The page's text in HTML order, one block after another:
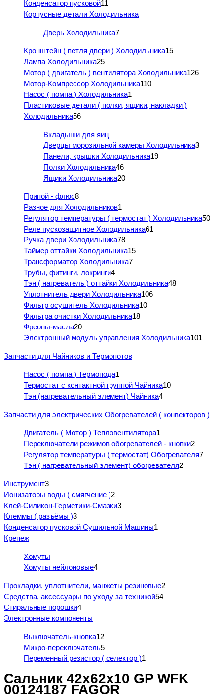
Конденсатор пусковой11
Корпусные детали Холодильника
Дверь Холодильника7
Кронштейн ( петля двери ) Холодильника15
Лампа Холодильника25
Мотор ( двигатель ) вентилятора Холодильника126
Мотор-Компрессор Холодильника110
Насос ( помпа ) Холодильника1
Пластиковые детали ( полки, ящики, накладки )
Холодильника56
Вкладыши для яиц
Дверцы морозильной камеры Холодильника3
Панели, крышки Холодильника19
Полки Холодильника46
Ящики Холодильника20
Припой - флюс8
Разное для Холодильников1
Регулятор температуры ( термостат ) Холодильника50
Реле пускозащитное Холодильника61
Ручка двери Холодильника78
Таймер оттайки Холодильника15
Трансформатор Холодильника7
Трубы, фитинги, локринги4
Тэн ( нагреватель ) оттайки Холодильника48
Уплотнитель двери Холодильника106
Фильтр осушитель Холодильника10
Фильтра очистки Холодильника18
Фреоны-масла20
Электронный модуль управления Холодильника101
Запчасти для Чайников и Термопотов
Насос ( помпа ) Термопода1
Термостат с контактной группой Чайника10
Тэн (нагревательный элемент) Чайника4
Запчасти для электрических Обогревателей ( конвекторов )
Двигатель ( Мотор ) Тепловентилятора1
Переключатели режимов обогревателей - кнопки2
Регулятор температуры ( термостат) Обогревателя7
Тэн ( нагревательный элемент) обогревателя2
Инструмент3
Ионизаторы воды ( смягчение )2
Клей-Силикон-Герметики-Смазки3
Клеммы ( разъёмы )3
Конденсатор пусковой Сушильной Машины1
Крепеж
Хомуты
Хомуты нейлоновые4
Прокладки, уплотнители, манжеты резиновые2
Средства, аксессуары по уходу за техникой54
Стиральные порошки4
Электронные компоненты
Выключатель-кнопка12
Микро-переключатель5
Переменный резистор ( селектор )1
Сальник 42x62x10 GP WFK
00124187 FAGOR